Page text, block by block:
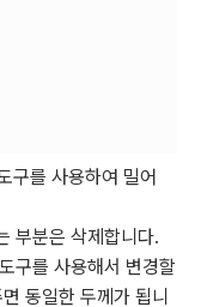
구를 사용하여 밀어
부분은 삭제합니다.
구를 사용해서 변경할
동일한 두께가 됩니